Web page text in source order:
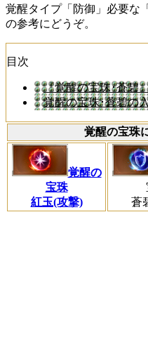
覚醒タイプ「防御」必要な
の参考にどうぞ。
目次
『覚醒の宝珠･蒼碧
覚醒の宝珠･蒼碧の
覚醒の宝珠
覚醒の
宝珠
紅玉(攻撃)
蒼